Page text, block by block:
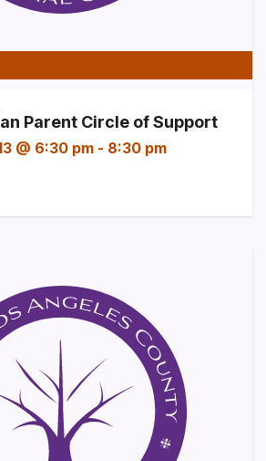
Parent Circle of Support
@ 6:30 pm - 8:30 pm